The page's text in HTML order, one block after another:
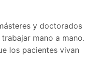
y doctorados
mano a mano.
los pacientes vivan